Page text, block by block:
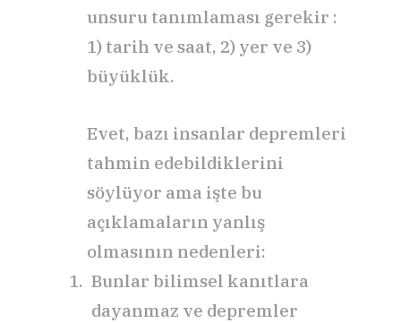
unsuru tanımlaması gerekir :
1) tarih ve saat, 2) yer ve 3)
büyüklük.
Evet, bazı insanlar depremleri
tahmin edebildiklerini
söylüyor ama işte bu
açıklamaların yanlış
olmasının nedenleri:
Bunlar bilimsel kanıtlara
dayanmaz ve depremler